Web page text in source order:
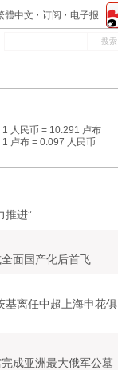
體中文 订阅 电子报
1 人民币 = 10.291 卢布
1 卢布 = 0.097 人民币
推进”
面国产化后首飞
基离任中超上海申花俱
成亚洲最大俄军公墓